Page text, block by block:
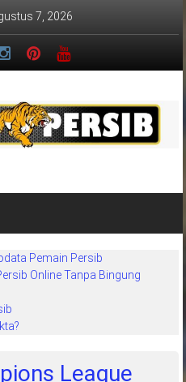
7, 2026
Pemain Persib
Online Tanpa Bingung
League